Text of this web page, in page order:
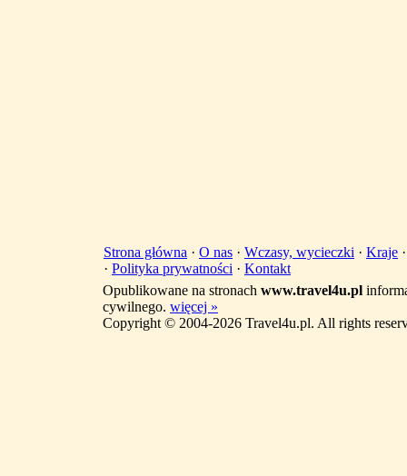
Strona główna · O nas · Wczasy, wycieczki · Kraje
· Polityka prywatności · Kontakt
Opublikowane na stronach www.travel4u.pl
cywilnego. więcej »
Copyright © 2004-2026 Travel4u.pl. All rights